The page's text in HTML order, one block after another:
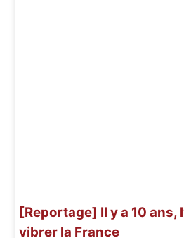
[Reportage] Il y a 10 ans,
vibrer la France